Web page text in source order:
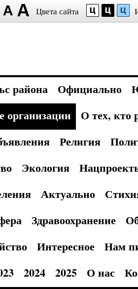
Цвета сайта
района Официально
организации
О тех, кто
Религия
Экология
Актуально
Здравоохранение
Интересное
Нам
2024 2025 О нас